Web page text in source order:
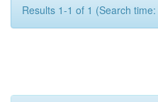
Results 1-1 of 1 (Search